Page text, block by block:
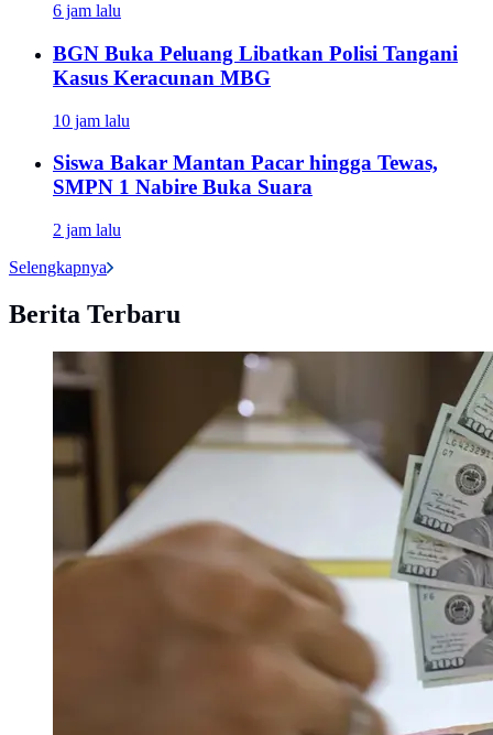
6 jam lalu
BGN Buka Peluang Libatkan Polisi Tangani
Kasus Keracunan MBG
10 jam lalu
Siswa Bakar Mantan Pacar hingga Tewas,
SMPN 1 Nabire Buka Suara
2 jam lalu
Selengkapnya
Berita Terbaru